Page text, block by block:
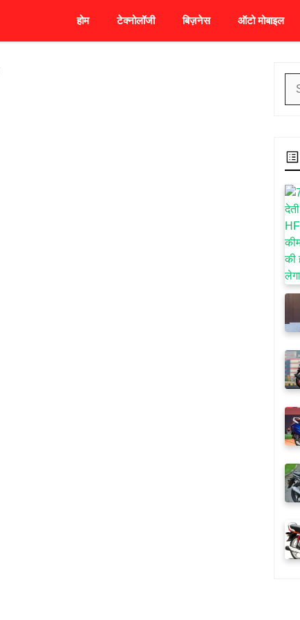
होम टेक्नोलॉजी बिज़नेस ऑटो मोबाइल